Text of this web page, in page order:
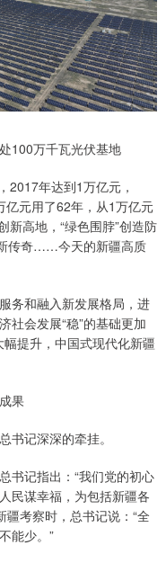
100万千瓦光伏基地
2017年达到1万亿元，
元用了62年，从1万亿元
新高地，“绿色围脖”创造防
传奇……今天的新疆高质
务和融入新发展格局，进
社会发展“稳”的基础更加
幅提升，中国式现代化新疆
果
书记深深的牵挂。
书记指出：“我们党的初心
民谋幸福，为包括新疆各
考察时，总书记说：“全
能少。”